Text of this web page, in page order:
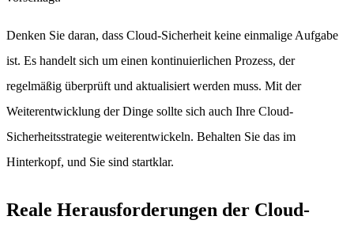
Denken Sie daran, dass Cloud-Sicherheit keine einmalige Aufgabe
ist. Es handelt sich um einen kontinuierlichen Prozess, der
regelmäßig überprüft und aktualisiert werden muss. Mit der
Weiterentwicklung der Dinge sollte sich auch Ihre Cloud-
Sicherheitsstrategie weiterentwickeln. Behalten Sie das im
Hinterkopf, und Sie sind startklar.
Reale Herausforderungen der Cloud-